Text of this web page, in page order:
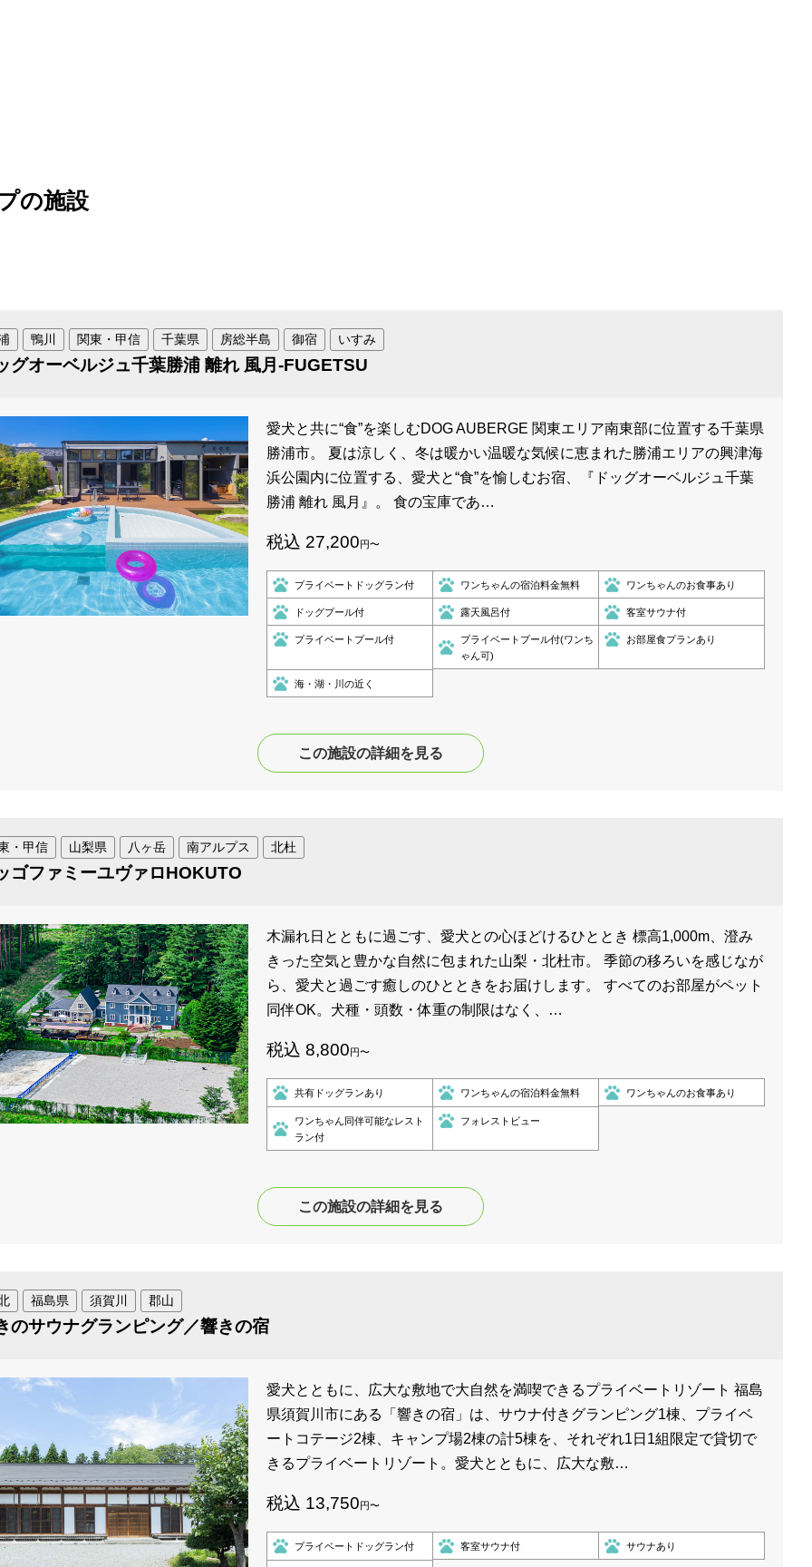
の施設
御宿 いすみ
鴨川 関東・甲信 千葉県 房総半島
グオーベルジュ千葉勝浦 離れ 風月-FUGETSU
愛犬と共に“食”を楽しむDOG AUBERGE 関東エリア南東部に位置する千葉県
勝浦市。 夏は涼しく、冬は暖かい温暖な気候に恵まれた勝浦エリアの興津海
浜公園内に位置する、愛犬と“食”を愉しむお宿、『ドッグオーベルジュ千葉
勝浦 離れ 風月』。 食の宝庫であ…
税込 27,200円〜
プライベートドッグラン付 ワンちゃんの宿泊料金無料 ワンちゃんのお食事あり
ドッグプール付 露天風呂付 客室サウナ付
プライベートプール付
プライベートプール付(ワンち
ゃん可)
お部屋食プランあり
海・湖・川の近く
この施設の詳細を見る
南アルプス 北杜
・甲信 山梨県 八ヶ岳
ゴファミーユヴァロHOKUTO
木漏れ日とともに過ごす、愛犬との心ほどけるひととき 標高1,000m、澄み
きった空気と豊かな自然に包まれた山梨・北杜市。 季節の移ろいを感じなが
ら、愛犬と過ごす癒しのひとときをお届けします。 すべてのお部屋がペット
同伴OK。犬種・頭数・体重の制限はなく、…
税込 8,800円〜
共有ドッグランあり ワンちゃんの宿泊料金無料 ワンちゃんのお食事あり
ワンちゃん同伴可能なレスト
ラン付
フォレストビュー
この施設の詳細を見る
須賀川 郡山
福島県
のサウナグランピング／響きの宿
愛犬とともに、広大な敷地で大自然を満喫できるプライベートリゾート 福島
県須賀川市にある「響きの宿」は、サウナ付きグランピング1棟、プライベ
ートコテージ2棟、キャンプ場2棟の計5棟を、それぞれ1日1組限定で貸切で
きるプライベートリゾート。愛犬とともに、広大な敷…
税込 13,750円〜
プライベートドッグラン付 客室サウナ付 サウナあり